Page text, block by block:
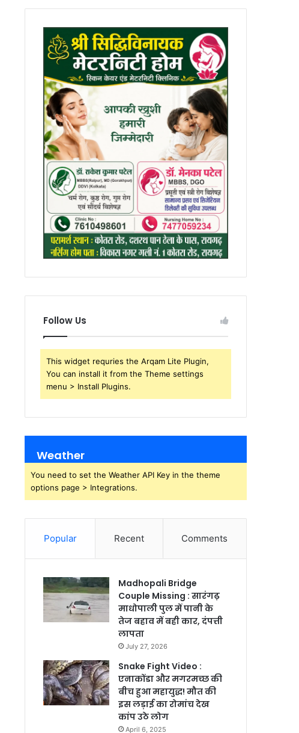
Follow Us
This widget requries the Arqam Lite Plugin,
You can install it from the Theme settings
menu > Install Plugins.
Weather
You need to set the Weather API Key in the theme
options page > Integrations.
Popular Recent Comments
Madhopali Bridge
Couple Missing : सारंगढ़
माधोपाली पुल में पानी के
तेज बहाव में बही कार, दंपत्ती
लापता
July 27, 2026
Snake Fight Video :
एनाकोंडा और मगरमच्छ की
बीच हुआ महायुद्ध! मौत की
इस लड़ाई का रोमांच देख
कांप उठे लोग
April 6, 2025